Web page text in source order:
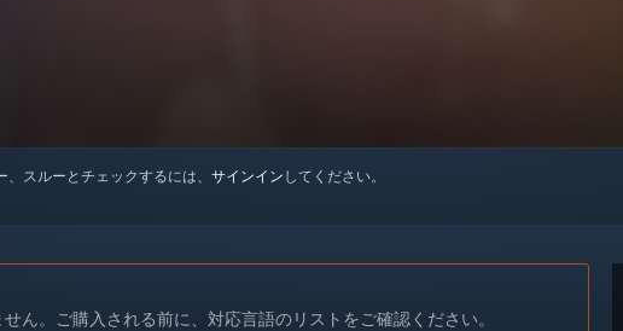
スルーとチェックするには、 サインイン してください。
ん。ご購入される前に、対応言語のリストをご確認ください。